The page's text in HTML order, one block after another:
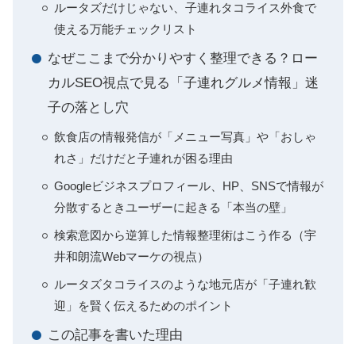
ルータズだけじゃない、子連れタコライス外食で
使える万能チェックリスト
なぜここまで分かりやすく整理できる？ロー
カルSEO視点で見る「子連れグルメ情報」迷
子の落とし穴
飲食店の情報発信が「メニュー写真」や「おしゃ
れさ」だけだと子連れが困る理由
Googleビジネスプロフィール、HP、SNSで情報が
分散するときユーザーに起きる「本当の壁」
検索意図から逆算した情報整理術はこう作る（宇
井和朗流Webマーケの視点）
ルータズタコライスのような地元店が「子連れ歓
迎」を賢く伝えるためのポイント
この記事を書いた理由